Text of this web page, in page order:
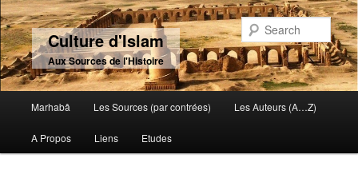
Culture d'Islam
Aux Sources de l'Histoire
Skip to primary content
Skip to secondary content
Marhabâ Les Sources (par contrées) Les Auteurs (A…Z)
A Propos Liens Etudes